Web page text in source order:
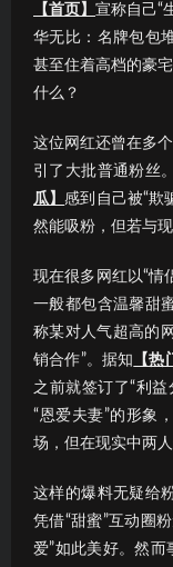
【首页】 宣称自己“
华无比：名牌包包
甚至住着高档的豪
什么？
这位网红还曾在多
引了大批普通粉丝
瓜】感到自己被“欺
然能吸粉，但若与现
现在很多网红以“情
一般都包含温馨甜
称某对人气超高的
销合作”。据知 【热
之前就签订了“利
“恩爱夫妻”的形象
场，但在现实中两
这样的爆料无疑给
凭借“甜蜜”互动圈
爱”如此美好。然而